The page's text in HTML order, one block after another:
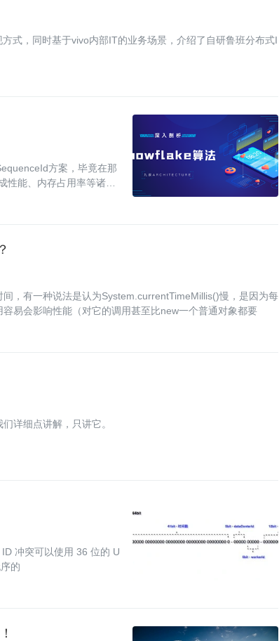
式，同时基于vivo内部IT的业务场景，介绍了自研鲁班分布式I
方案，毕竟在那
能、内存占用率等诸多
，有一种说法是认为System.currentTimeMillis()慢，是因为每
易会影响性能（对它的调用甚至比new一个普通对象都要
详细点讲解，只讲它。
冲突可以使用 36 位的 U
的